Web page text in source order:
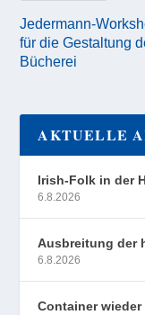
Jedermann-
für die Gestaltung
Bücherei
AKTUELLE
Irish-Folk in der
6.8.2026
Ausbreitung der
6.8.2026
Container